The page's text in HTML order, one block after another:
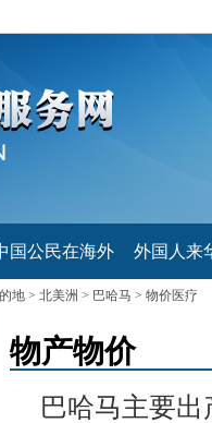
国公民在海外 外国人来
地 > 北美洲 > 巴哈马 > 物价医疗
物产物价
巴哈马主要